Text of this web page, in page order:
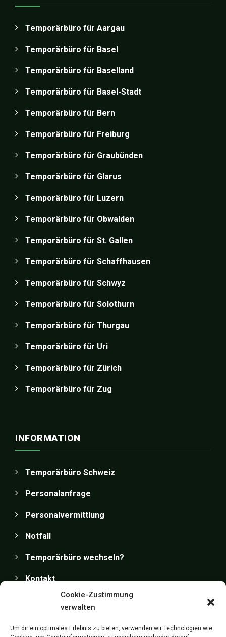
Cookie-Zustimmung
verwalten
Um dir ein optimales Erlebnis zu bieten, verwenden wir Technologien wie
Temporärbüro für Aargau
Temporärbüro für Basel
Temporärbüro für Baselland
Temporärbüro für Basel-Stadt
Temporärbüro für Bern
Temporärbüro für Freiburg
Temporärbüro für Graubünden
Temporärbüro für Glarus
Temporärbüro für Luzern
Temporärbüro für Obwalden
Temporärbüro für St. Gallen
Temporärbüro für Schaffhausen
Temporärbüro für Schwyz
Temporärbüro für Solothurn
Temporärbüro für Thurgau
Temporärbüro für Uri
Temporärbüro für Zürich
Temporärbüro für Zug
INFORMATION
Temporärbüro Schweiz
Personalanfrage
Personalvermittlung
Notfall
Temporärbüro wechseln?
Kontakt
Impressum